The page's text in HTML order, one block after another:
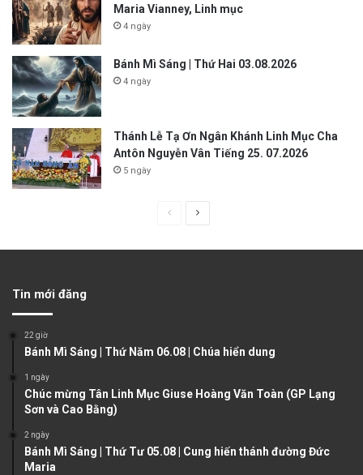
Maria Vianney, Linh mục
4 ngày
Bánh Mì Sáng | Thứ Hai 03.08.2026
4 ngày
Thánh Lễ Tạ Ơn Ngân Khánh Linh Mục Cha
Antôn Nguyễn Vân Tiếng 25. 07.2026
5 ngày
u
p
g
Tin mới đăng
22 giờ
Bánh Mì Sáng | Thứ Năm 06.08 | Chúa hiển dung
1 ngày
Chúc mừng Tân Linh Mục Giuse Hoàng Văn Toàn (GP Lạng
Sơn và Cao Bằng)
2 ngày
Bánh Mì Sáng | Thứ Tư 05.08 | Cung hiến thánh đường Đức
Maria